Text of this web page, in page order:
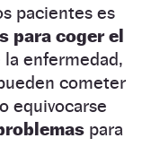
pacientes es
para coger el
enfermedad,
cometer
equivocarse
para